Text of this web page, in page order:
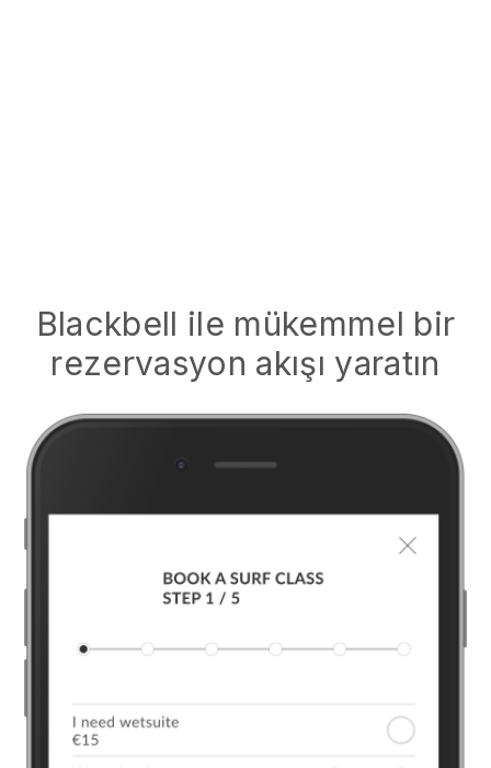
Blackbell ile mükemmel bir
rezervasyon akışı yaratın